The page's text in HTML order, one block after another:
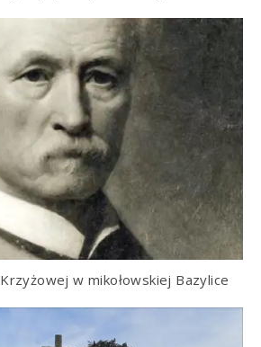
w mikołowskiej Bazylice